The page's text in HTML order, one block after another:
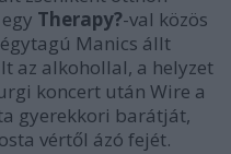
Therapy?-val közös
Manics állt
az alkohollal, a helyzet
koncert után Wire a
gyerekkori barátját,
vértől ázó fejét.